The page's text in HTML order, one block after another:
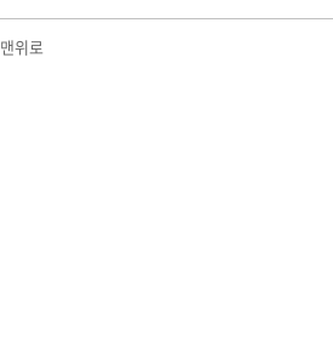
맨위로